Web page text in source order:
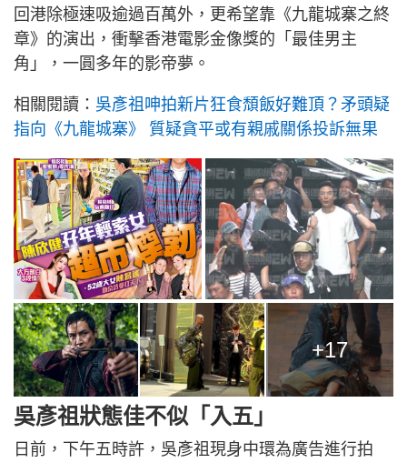
回港除極速吸逾過百萬外，更希望靠《九龍城寨之終
章》的演出，衝擊香港電影金像獎的「最佳男主
角」，一圓多年的影帝夢。
相關閱讀： 吳彥祖呻拍新片狂食頹飯好難頂？矛頭疑
指向《九龍城寨》 質疑貪平或有親戚關係投訴無果
+17
吳彥祖狀態佳不似「入五」
日前，下午五時許，吳彥祖現身中環為廣告進行拍